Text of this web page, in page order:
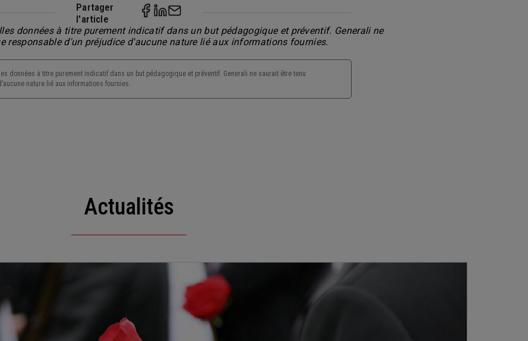
Partager
l'article
données à titre purement indicatif dans un but pédagogique et préventif. Generali ne
responsable d'un préjudice d'aucune nature lié aux informations fournies.
données à titre purement indicatif dans un but pédagogique et préventif. Generali ne saurait être tenu
nature lié aux informations fournies.
Actualités